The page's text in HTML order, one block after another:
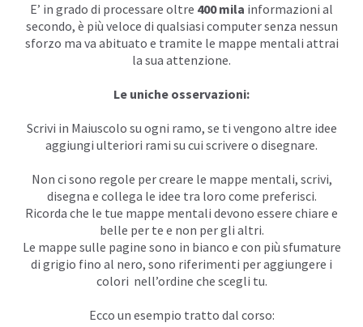
E’ in grado di processare oltre 400 mila informazioni al
secondo, è più veloce di qualsiasi computer senza nessun
sforzo ma va abituato e tramite le mappe mentali attrai
la sua attenzione.
Le uniche osservazioni:
Scrivi in Maiuscolo su ogni ramo, se ti vengono altre idee
aggiungi ulteriori rami su cui scrivere o disegnare.
Non ci sono regole per creare le mappe mentali, scrivi,
disegna e collega le idee tra loro come preferisci.
Ricorda che le tue mappe mentali devono essere chiare e
belle per te e non per gli altri.
Le mappe sulle pagine sono in bianco e con più sfumature
di grigio fino al nero, sono riferimenti per aggiungere i
colori nell’ordine che scegli tu.
Ecco un esempio tratto dal corso: